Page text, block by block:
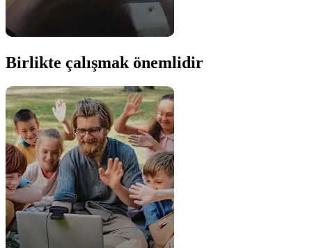
Birlikte çalışmak önemlidir